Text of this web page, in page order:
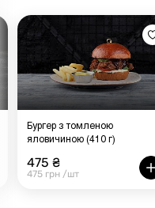
Бургер з томленою
яловичиною (410 г)
475 ₴
475 грн /шт